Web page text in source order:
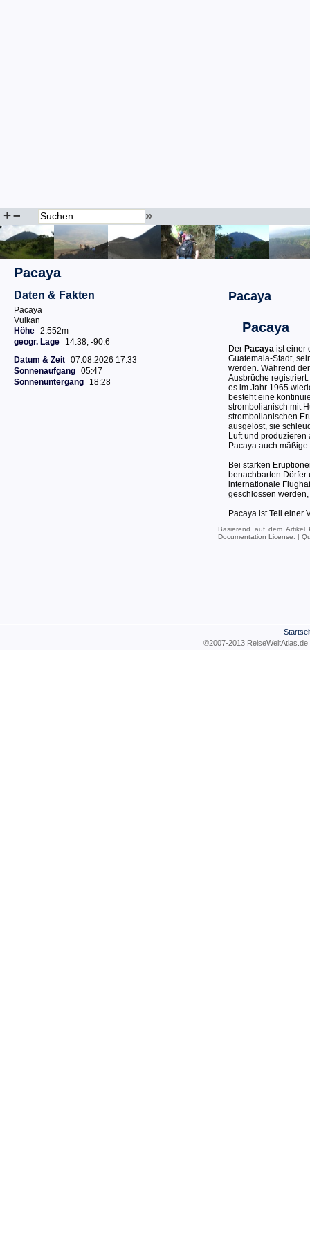
+– »
Pacaya
Daten & Fakten
Pacaya
Vulkan
Höhe 2.552m
geogr. Lage
14.38, -90.6
Datum & Zeit 07.08.2026 17:33
Sonnenaufgang 05:47
Sonnenuntergang
18:28
Pacaya
Pacaya
Der Pacaya ist einer
Guatemala-Stadt,
werden. Während
Ausbrüche
es im Jahr 1965
besteht eine
strombolianisch mit
strombolianischen
ausgelöst, sie
Luft und
Pacaya auch
Bei starken
benachbarten Dörfer
internationale
geschlossen
Pacaya ist Teil einer
Basierend auf dem Artikel
Documentation License . |
©2007-2013